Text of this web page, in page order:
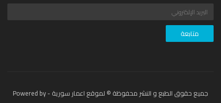
جميع حقوق الطبع و النشر محفوظة © لموقع اعمار سورية - Powered by